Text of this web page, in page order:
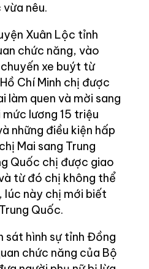
nêu.
Xuân Lộc tỉnh
chức năng, vào
xe buýt từ
Chí Minh chị được
làm quen và mời sang
lương 15 triệu
những điều kiện hấp
Mai sang Trung
Quốc chị được giao
từ đó chị không thể
lúc này chị mới biết
Quốc.
sát hình sự tỉnh Đồng
chức năng của Bộ